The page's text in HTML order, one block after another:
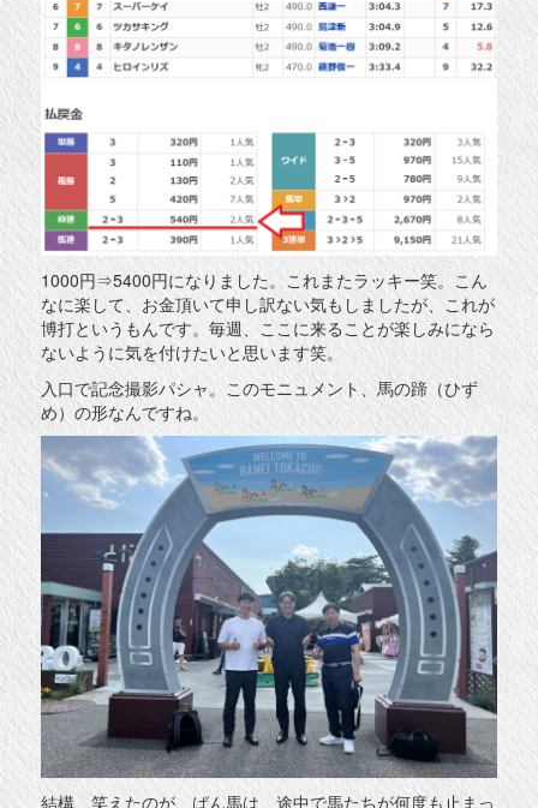
1000円⇒5400円になりました。これまたラッキー笑。こん
なに楽して、お金頂いて申し訳ない気もしましたが、これが
博打というもんです。毎週、ここに来ることが楽しみになら
ないように気を付けたいと思います笑。
入口で記念撮影パシャ。このモニュメント、馬の蹄（ひず
め）の形なんですね。
結構、笑えたのが、ばん馬は、途中で馬たちが何度も止まっ